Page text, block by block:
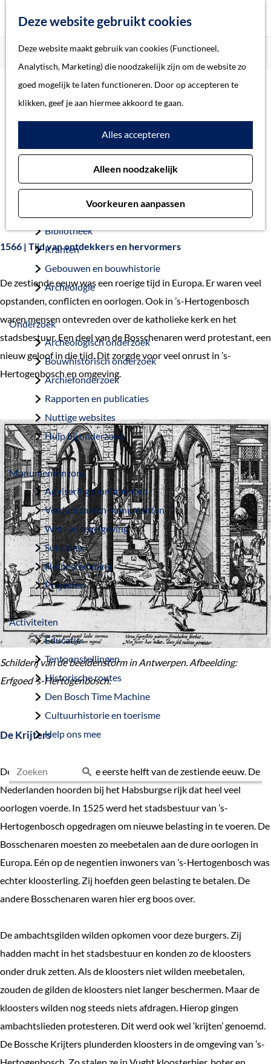
Deze website gebruikt cookies
Deze website maakt gebruik van cookies (Functioneel,
Analytisch, Marketing) die noodzakelijk zijn om de website zo
goed mogelijk te laten functioneren. Door op accepteren te
klikken, geef je aan hiermee akkoord te gaan.
Alles accepteren
Alleen noodzakelijk
Voorkeuren aanpassen
e
a
g
e
k
e
Home
Verhalen
Thema
Soort object
Collecties
Beeld en geluid
Bibliotheek
Kranten
Gebouwen en bouwhistorie
Archeologie
Onderzoek
Archeologisch onderzoek
Bouwhistorisch onderzoek
Archiefonderzoek
Rapporten en publicaties
Nuttige websites
Hulp bij onderzoek
Monumentenzorg
Advisering monumenten
Verduurzamen monumenten
Wet- en regelgeving
Subsidies
Herbestemming
Projecten
Activiteiten
Educatie
Tentoonstellingen
Historische routes
Den Bosch Time Machine
Cultuurhistorie en toerisme
Help ons mee
Z
o
e
k
e
n
Home Verhalen De Beeldenstorm
De Beeldenstorm:
Strijd tussen
katholieken en
protestanten
1566 | Tijd van ontdekkers en hervormers
De zestiende eeuw was een roerige tijd in Europa. Er waren veel
opstanden, conflicten en oorlogen. Ook in ’s-Hertogenbosch
waren mensen ontevreden over de katholieke kerk en het
stadsbestuur. Een deel van de Bosschenaren werd protestant, een
nieuw geloof in die tijd. Dit zorgde voor veel onrust in ’s-
Hertogenbosch en omgeving.
Schilderij van de beeldenstorm in Antwerpen. Afbeelding:
Erfgoed ‘s-Hertogenbosch.
De Krijters
De onrust begon al in de eerste helft van de zestiende eeuw. De
Nederlanden hoorden bij het Habsburgse rijk dat heel veel
oorlogen voerde. In 1525 werd het stadsbestuur van ’s-
Hertogenbosch opgedragen om nieuwe belasting in te voeren. De
Bosschenaren moesten zo meebetalen aan de dure oorlogen in
Europa. Eén op de negentien inwoners van ’s-Hertogenbosch was
echter kloosterling. Zij hoefden geen belasting te betalen. De
andere Bosschenaren waren hier erg boos over.
De ambachtsgilden wilden opkomen voor deze burgers. Zij
hadden macht in het stadsbestuur en konden zo de kloosters
onder druk zetten. Als de kloosters niet wilden meebetalen,
zouden de gilden de kloosters niet langer beschermen. Maar de
kloosters wilden nog steeds niets afdragen. Hierop gingen
ambachtslieden protesteren. Dit werd ook wel ‘krijten’ genoemd.
De Bossche Krijters plunderden kloosters in de omgeving van ’s-